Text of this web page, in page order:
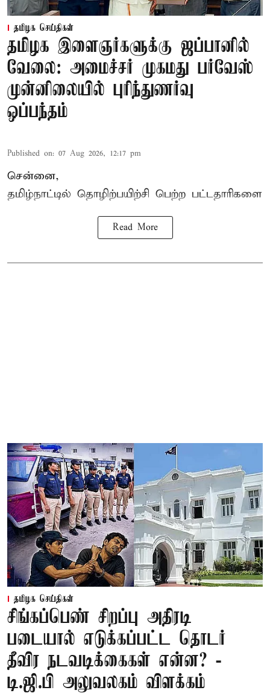
தமிழக செய்திகள்
தமிழக இளைஞர்களுக்கு ஜப்பானில்
வேலை: அமைச்சர் முகமது பர்வேஸ்
முன்னிலையில் புரிந்துணர்வு
ஒப்பந்தம்
Published on: 07 Aug 2026, 12:17 pm
சென்னை,
தமிழ்நாட்டில் தொழிற்பயிற்சி பெற்ற பட்டதாரிகளை
Read More
தமிழக செய்திகள்
சிங்கப்பெண் சிறப்பு அதிரடி
படையால் எடுக்கப்பட்ட தொடர்
தீவிர நடவடிக்கைகள் என்ன? -
டி.ஜி.பி அலுவலகம் விளக்கம்